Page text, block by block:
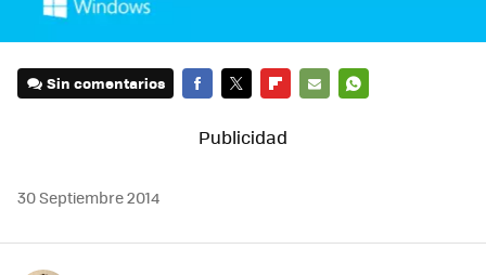
Sin comentarios
30 Septiembre 2014